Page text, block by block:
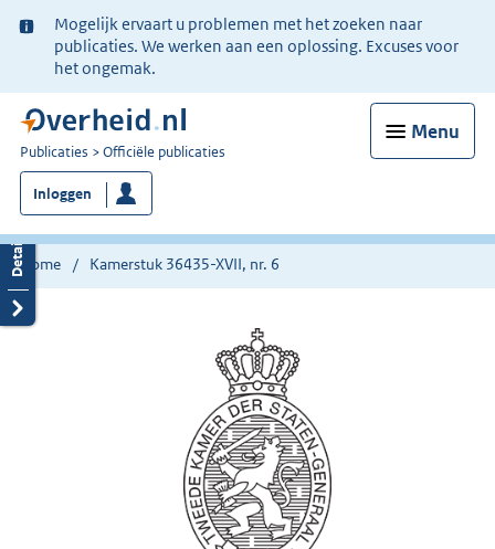
Ter
informatie:
Mogelijk ervaart u problemen met het zoeken naar
publicaties. We werken aan een oplossing. Excuses voor
het ongemak.
Menu
U
bent
nu
hier:
Publicaties Officiële publicaties
Inloggen
Home Kamerstuk 36435-XVII, nr. 6